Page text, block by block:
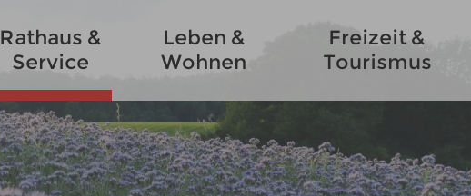
Rathaus &
Service
Leben &
Wohnen
Freizeit &
Tourismus